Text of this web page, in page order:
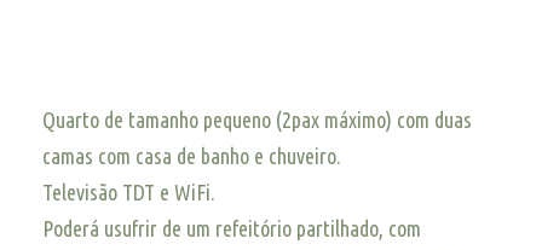
Quarto de tamanho pequeno (2pax máximo) com duas
camas com casa de banho e chuveiro.
Televisão TDT e WiFi.
Poderá usufrir de um refeitório partilhado, com